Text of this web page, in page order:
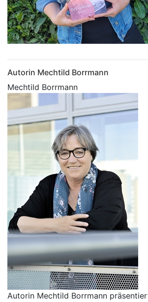
Autorin Mechtild Borrmann
Mechtild Borrmann
Autorin Mechtild Borrmann